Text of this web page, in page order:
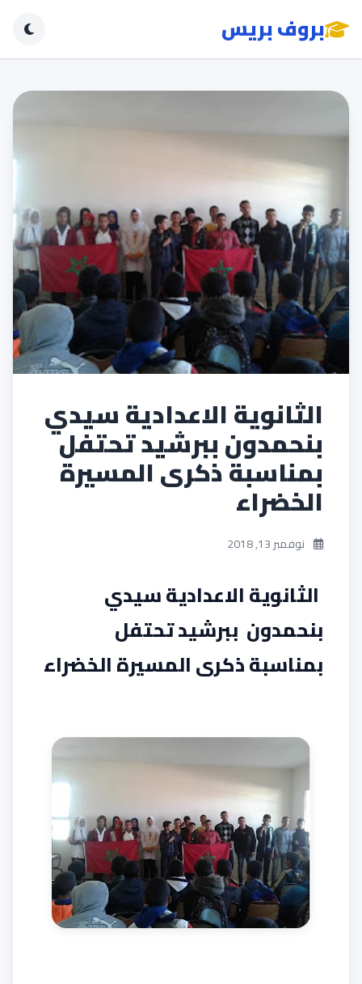
بروف بريس
الثانوية الاعدادية سيدي
بنحمدون ببرشيد تحتفل
بمناسبة ذكرى المسيرة
الخضراء
نوفمبر 13, 2018
الثانوية الاعدادية سيدي
بنحمدون ببرشيد تحتفل
بمناسبة ذكرى المسيرة الخضراء